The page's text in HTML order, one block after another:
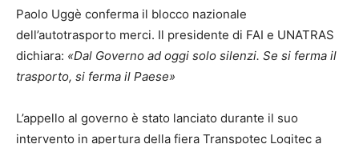
Paolo Uggè conferma il blocco nazionale
dell’autotrasporto merci. Il presidente di FAI e UNATRAS
dichiara: «Dal Governo ad oggi solo silenzi. Se si ferma il
trasporto, si ferma il Paese»
L’appello al governo è stato lanciato durante il suo
intervento in apertura della fiera Transpotec Logitec a